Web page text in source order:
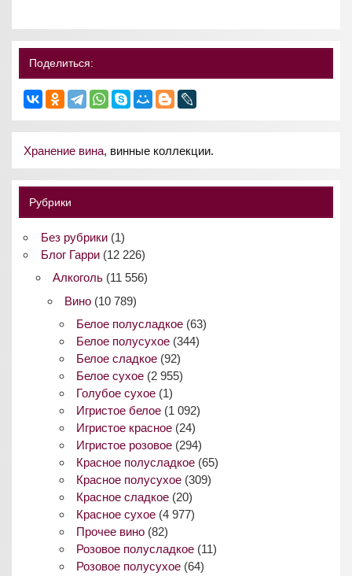
Поделиться:
Хранение вина, винные коллекции.
Рубрики
Без рубрики(1)
Блог Гарри(12 226)
Алкоголь(11 556)
Вино(10 789)
Белое полусладкое (63)
Белое полусухое (344)
Белое сладкое (92)
Белое сухое (2 955)
Голубое сухое (1)
Игристое белое (1 092)
Игристое красное (24)
Игристое розовое (294)
Красное полусладкое (65)
Красное полусухое (309)
Красное сладкое (20)
Красное сухое (4 977)
Прочее вино (82)
Розовое полусладкое (11)
Розовое полусухое (64)